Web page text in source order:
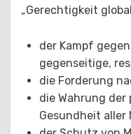
„Gerechtigkeit
der Kampf
gegenseitige,
die Forderung
die Wahrung
Gesundheit aller